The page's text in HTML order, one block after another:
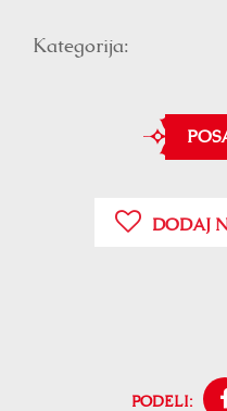
Kategorija:
DODAJ
PODELI: